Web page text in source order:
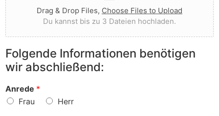
r
f
e
n
?
n
e
n
v
o
r
?
u
n
g
e
n
z
u
S
a
c
e
i
h
o
h
l
d
e
n
Drag & Drop Files, Choose Files to Upload
Du kannst bis zu 3 Dateien hochladen.
Folgende Informationen benötigen
wir abschließend:
Anrede *
Frau
Herr